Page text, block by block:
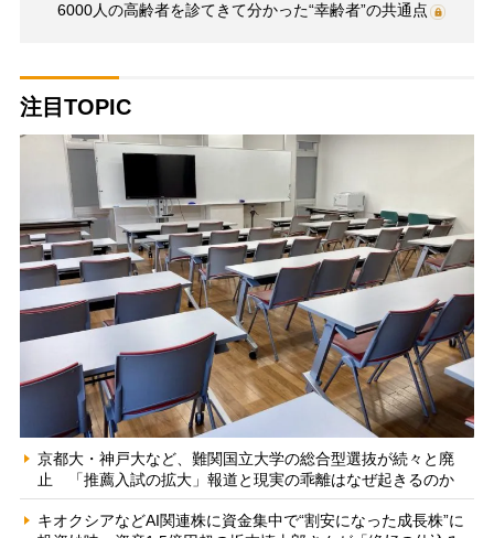
6000人の高齢者を診てきて分かった“幸齢者”の共通点
注目TOPIC
京都大・神戸大など、難関国立大学の総合型選抜が続々と廃
止 「推薦入試の拡大」報道と現実の乖離はなぜ起きるのか
キオクシアなどAI関連株に資金集中で“割安になった成長株”に